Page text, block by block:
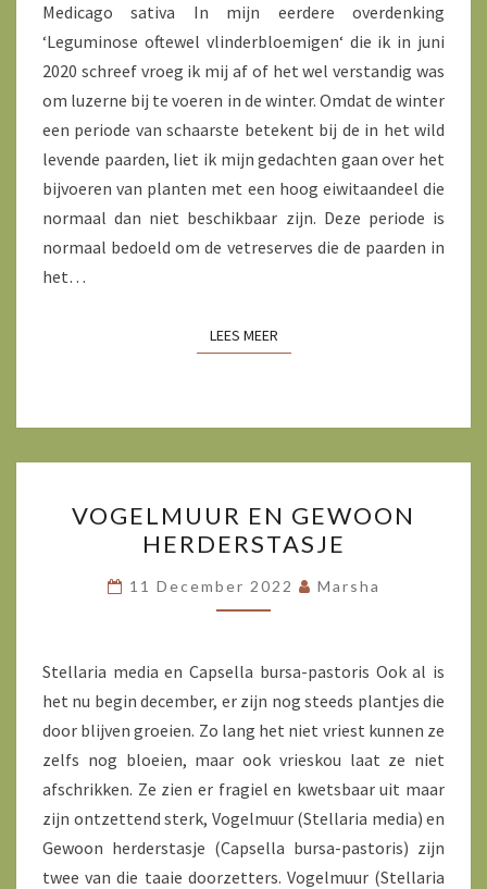
Medicago sativa In mijn eerdere overdenking
‘Leguminose oftewel vlinderbloemigen‘ die ik in juni
2020 schreef vroeg ik mij af of het wel verstandig was
om luzerne bij te voeren in de winter. Omdat de winter
een periode van schaarste betekent bij de in het wild
levende paarden, liet ik mijn gedachten gaan over het
bijvoeren van planten met een hoog eiwitaandeel die
normaal dan niet beschikbaar zijn. Deze periode is
normaal bedoeld om de vetreserves die de paarden in
het…
LEES MEERLEES MEER
EN
GEWOON
HERDERSTASJE
VOGELMUUR EN GEWOON
HERDERSTASJE
11 December 2022 Marsha
Stellaria media en Capsella bursa-pastoris Ook al is
het nu begin december, er zijn nog steeds plantjes die
door blijven groeien. Zo lang het niet vriest kunnen ze
zelfs nog bloeien, maar ook vrieskou laat ze niet
afschrikken. Ze zien er fragiel en kwetsbaar uit maar
zijn ontzettend sterk, Vogelmuur (Stellaria media) en
Gewoon herderstasje (Capsella bursa-pastoris) zijn
twee van die taaie doorzetters. Vogelmuur (Stellaria